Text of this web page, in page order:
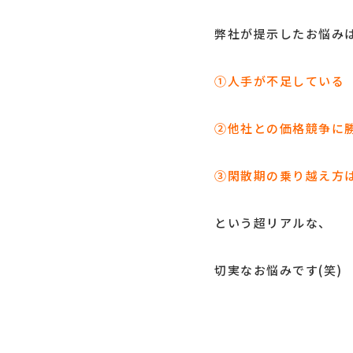
弊社が提示したお悩み
①人手が不足している
②他社との価格競争に
③閑散期の乗り越え方
という超リアルな、
切実なお悩みです(笑)